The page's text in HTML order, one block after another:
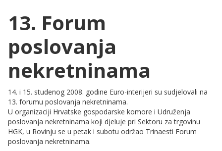
13. Forum
poslovanja
nekretninama
14. i 15. studenog 2008. godine Euro-interijeri su sudjelovali na
13. forumu poslovanja nekretninama.
U organizaciji Hrvatske gospodarske komore i Udruženja
poslovanja nekretninama koji djeluje pri Sektoru za trgovinu
HGK, u Rovinju se u petak i subotu održao Trinaesti Forum
poslovanja nekretninama.